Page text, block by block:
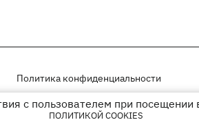
Политика конфиденциальности
рекламы
с пользователем при посещении
ПОЛИТИКОЙ COOKIES